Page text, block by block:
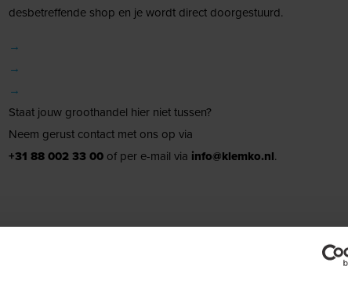
desbetreffende shop en je wordt direct doorgestuurd.
→
→
→
Staat jouw groothandel hier niet tussen?
Neem gerust contact met ons op via
+31 88 002 33 00of per e-mail via info@klemko.nl.